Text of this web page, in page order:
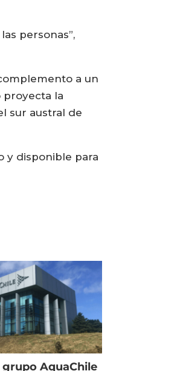
personas”,
a un
proyecta la
sur austral de
y disponible para
AquaChile